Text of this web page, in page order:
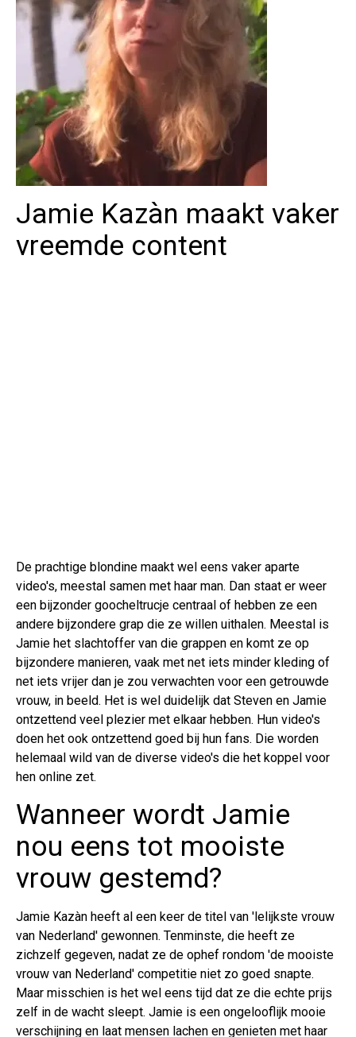
Jamie Kazàn maakt vaker
vreemde content
De prachtige blondine maakt wel eens vaker aparte
video's, meestal samen met haar man. Dan staat er weer
een bijzonder goocheltrucje centraal of hebben ze een
andere bijzondere grap die ze willen uithalen. Meestal is
Jamie het slachtoffer van die grappen en komt ze op
bijzondere manieren, vaak met net iets minder kleding of
net iets vrijer dan je zou verwachten voor een getrouwde
vrouw, in beeld. Het is wel duidelijk dat Steven en Jamie
ontzettend veel plezier met elkaar hebben. Hun video's
doen het ook ontzettend goed bij hun fans. Die worden
helemaal wild van de diverse video's die het koppel voor
hen online zet.
Wanneer wordt Jamie
nou eens tot mooiste
vrouw gestemd?
Jamie Kazàn heeft al een keer de titel van 'lelijkste vrouw
van Nederland' gewonnen. Tenminste, die heeft ze
zichzelf gegeven, nadat ze de ophef rondom 'de mooiste
vrouw van Nederland' competitie niet zo goed snapte.
Maar misschien is het wel eens tijd dat ze die echte prijs
zelf in de wacht sleept. Jamie is een ongelooflijk mooie
verschijning en laat mensen lachen en genieten met haar